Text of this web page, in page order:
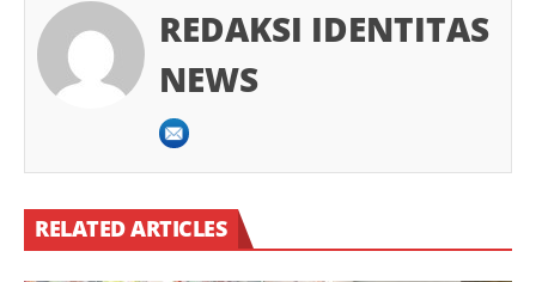
REDAKSI IDENTITAS
NEWS
RELATED ARTICLES